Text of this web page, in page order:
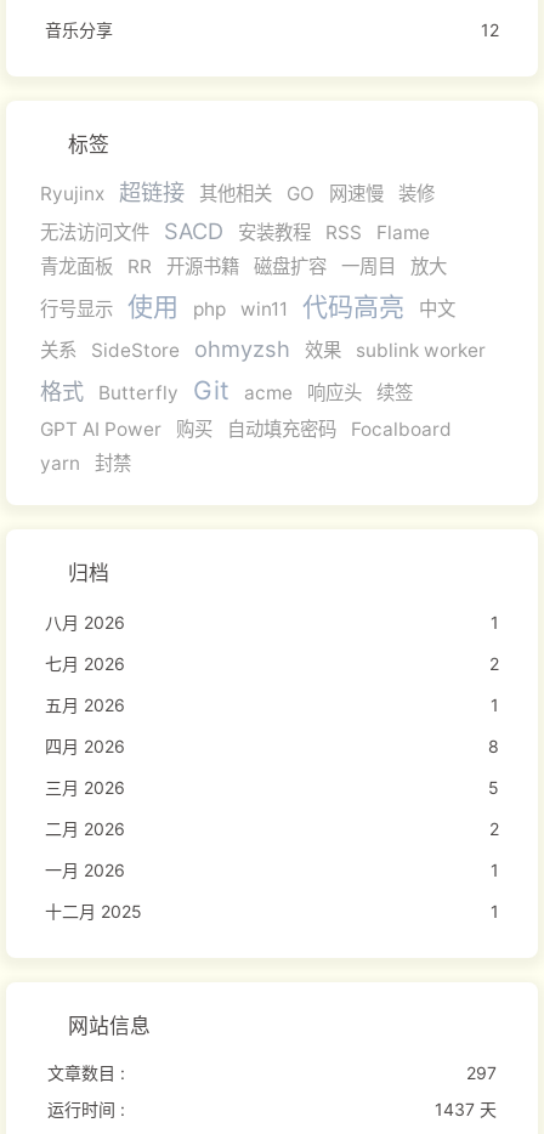
音乐分享
12
标签
Ryujinx 超链接 其他相关 GO 网速慢
装修
无法访问文件
SACD 安装教程 RSS
Flame
青龙面板
RR 开源书籍 磁盘扩容 一周目
放大
行号显示
使用 php win11 代码高亮
中文
关系
SideStore ohmyzsh 效果 sublink worker
格式 Butterfly Git acme 响应头
续签
GPT AI Power
购买 自动填充密码
Focalboard
yarn
封禁
归档
八月 2026
1
七月 2026
2
五月 2026
1
四月 2026
8
三月 2026
5
二月 2026
2
一月 2026
1
十二月 2025
1
网站信息
文章数目 :
297
运行时间 :
1437 天